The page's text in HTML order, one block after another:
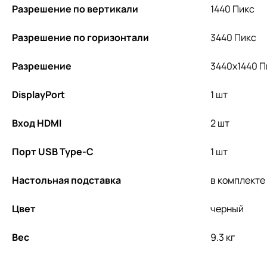
Разрешение по вертикали 1440 Пикс
Разрешение по горизонтали 3440 Пикс
Разрешение 3440х1440
DisplayPort 1 шт
Вход HDMI 2 шт
Порт USB Type-С 1 шт
Настольная подставка в комплекте
Цвет черный
Вес 9.3 кг